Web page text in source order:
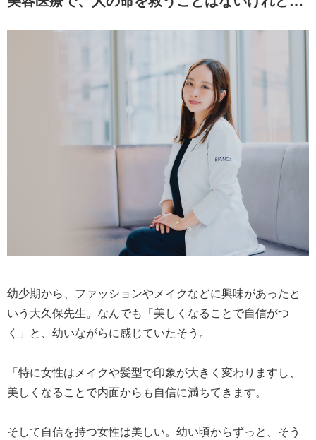
幼少期から、ファッションやメイクなどに興味があったと
いう大久保先生。なんでも「美しくなることで自信がつ
く」と、幼いながらに感じていたそう。
「特に女性はメイクや髪型で印象が大きく変わりますし、
美しくなることで内面からも自信に満ちてきます。
そして自信を持つ女性は美しい。幼い頃からずっと、そう